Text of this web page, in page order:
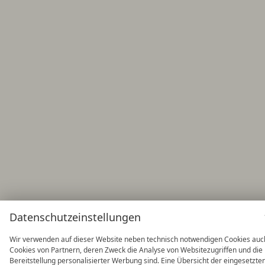
Datenschutzeinstellungen
Wir verwenden auf dieser Website neben technisch notwendigen Cookies
Cookies von Partnern, deren Zweck die Analyse von Websitezugriffen und die
Bereitstellung personalisierter Werbung sind. Eine Übersicht der